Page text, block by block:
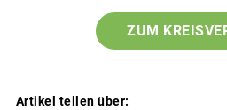
ZUM
Artikel teilen über: